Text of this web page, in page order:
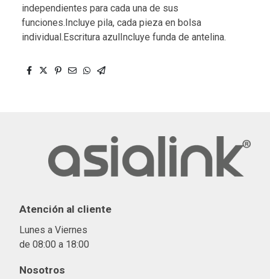
independientes para cada una de sus
funciones.Incluye pila, cada pieza en bolsa
individual.Escritura azulIncluye funda de antelina.
Atención al cliente
Lunes a Viernes
de 08:00 a 18:00
Nosotros